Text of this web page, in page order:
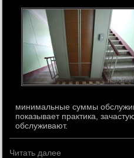
минимальные суммы
показывает практика,
обслуживают.
Читать далее